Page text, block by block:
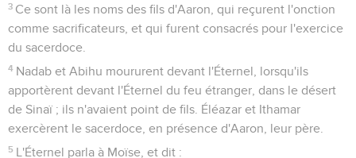
3 Ce sont là les noms des fils d'Aaron, qui reçurent l'onction
comme sacrificateurs, et qui furent consacrés pour l'exercice
du sacerdoce.
4 Nadab et Abihu moururent devant l'Éternel, lorsqu'ils
apportèrent devant l'Éternel du feu étranger, dans le désert
de Sinaï ; ils n'avaient point de fils. Éléazar et Ithamar
exercèrent le sacerdoce, en présence d'Aaron, leur père.
5 L'Éternel parla à Moïse, et dit :